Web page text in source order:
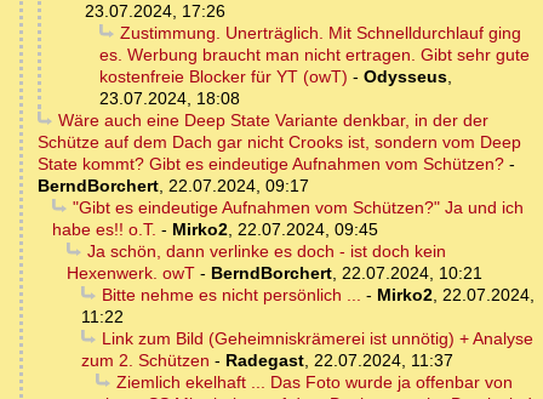
23.07.2024, 17:26
Zustimmung. Unerträglich. Mit Schnelldurchlauf ging
es. Werbung braucht man nicht ertragen. Gibt sehr gute
kostenfreie Blocker für YT (owT) - Odysseus,
23.07.2024, 18:08
Wäre auch eine Deep State Variante denkbar, in der der
Schütze auf dem Dach gar nicht Crooks ist, sondern vom Deep
State kommt? Gibt es eindeutige Aufnahmen vom Schützen? -
BerndBorchert, 22.07.2024, 09:17
"Gibt es eindeutige Aufnahmen vom Schützen?" Ja und ich
habe es!! o.T. - Mirko2, 22.07.2024, 09:45
Ja schön, dann verlinke es doch - ist doch kein
Hexenwerk. owT - BerndBorchert, 22.07.2024, 10:21
Bitte nehme es nicht persönlich ... - Mirko2, 22.07.2024,
11:22
Link zum Bild (Geheimniskrämerei ist unnötig) + Analyse
zum 2. Schützen - Radegast, 22.07.2024, 11:37
Ziemlich ekelhaft ... Das Foto wurde ja offenbar von